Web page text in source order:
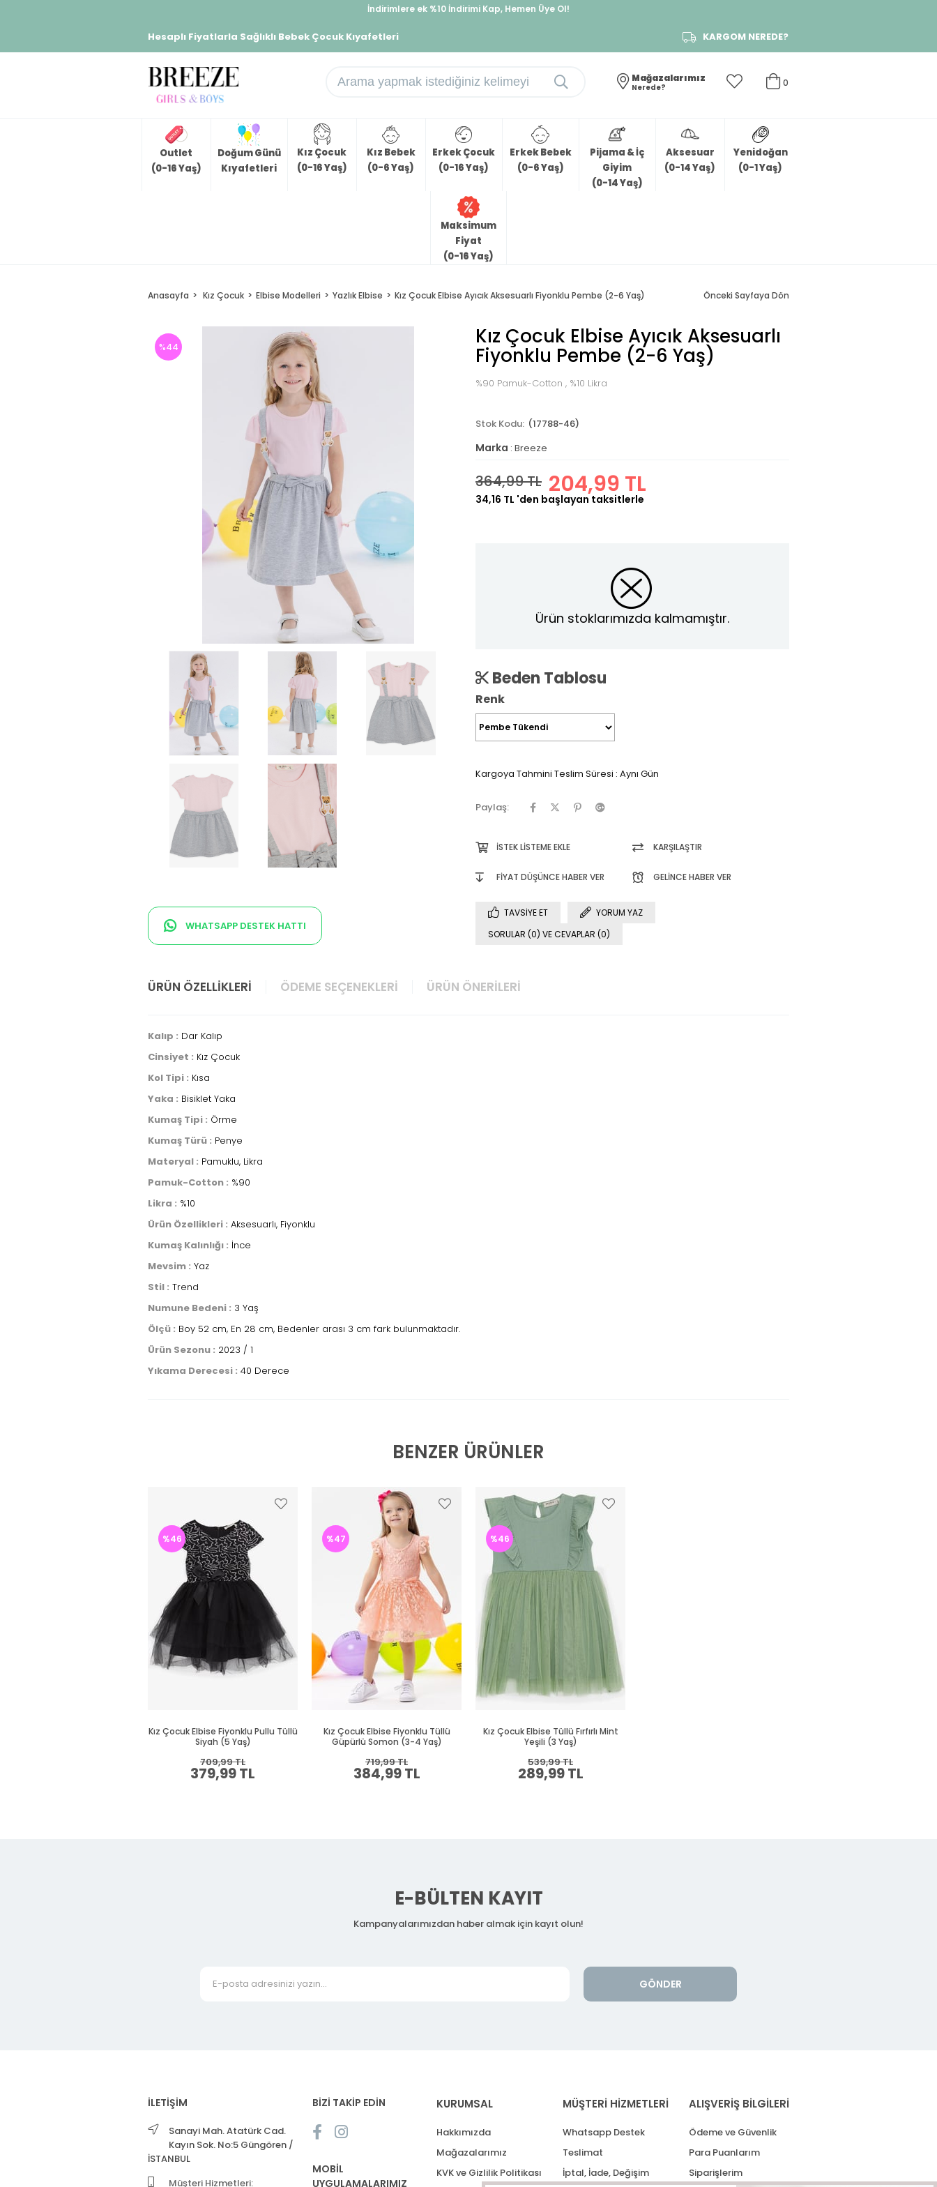
İndirimlere ek %10 İndirimi Kap, Hemen Üye Ol!
Hesaplı Fiyatlarla Sağlıklı Bebek Çocuk Kıyafetleri KARGOM NEREDE?
0
Mağazalarımız
Nerede?
Outlet
(0-16 Yaş)
Doğum Günü
Kıyafetleri
Kız Çocuk
(0-16 Yaş)
Kız Bebek
(0-6 Yaş)
Erkek Çocuk
(0-16 Yaş)
Erkek Bebek
(0-6 Yaş)
Pijama & İç
Giyim
(0-14 Yaş)
Aksesuar
(0-14 Yaş)
Yenidoğan
(0-1 Yaş)
Maksimum
Fiyat
(0-16 Yaş)
Anasayfa Kız Çocuk Elbise Modelleri Yazlık Elbise Kız Çocuk Elbise Ayıcık Aksesuarlı Fiyonklu Pembe (2-6 Yaş) Önceki Sayfaya Dön
%44
WHATSAPP DESTEK HATTI
Kız Çocuk Elbise Ayıcık Aksesuarlı
Fiyonklu Pembe (2-6 Yaş)
%90 Pamuk-Cotton , %10 Likra
(17788-46)
Marka : Breeze
364,99 TL 204,99 TL
34,16 TL 'den başlayan taksitlerle
Ürün stoklarımızda kalmamıştır.
Beden Tablosu
Renk
Kargoya Tahmini Teslim Süresi : Aynı Gün
Paylaş:
İSTEK LISTEME EKLE KARŞILAŞTIR
FIYAT DÜŞÜNCE HABER VER GELINCE HABER VER
TAVSIYE ET
YORUM YAZ
SORULAR (0) VE CEVAPLAR (0)
ÜRÜN ÖZELLIKLERI ÖDEME SEÇENEKLERI ÜRÜN ÖNERILERI
Kalıp : Dar Kalıp
Cinsiyet : Kız Çocuk
Kol Tipi : Kısa
Yaka : Bisiklet Yaka
Kumaş Tipi : Örme
Kumaş Türü : Penye
Materyal : Pamuklu, Likra
Pamuk-Cotton : %90
Likra : %10
Ürün Özellikleri : Aksesuarlı, Fiyonklu
Kumaş Kalınlığı : İnce
Mevsim : Yaz
Stil : Trend
Numune Bedeni : 3 Yaş
Ölçü : Boy 52 cm, En 28 cm, Bedenler arası 3 cm fark bulunmaktadır.
Ürün Sezonu : 2023 / 1
Yıkama Derecesi : 40 Derece
BENZER ÜRÜNLER
Kız Çocuk Elbise Fiyonklu Pullu Tüllü
Siyah (5 Yaş)
379,99 TL
709,99 TL
%46
Kız Çocuk Elbise Fiyonklu Tüllü
Güpürlü Somon (3-4 Yaş)
384,99 TL
719,99 TL
%47
Kız Çocuk Elbise Tüllü Fırfırlı Mint
Yeşili (3 Yaş)
289,99 TL
539,99 TL
%46
E-BÜLTEN KAYIT
Kampanyalarımızdan haber almak için kayıt olun!
GÖNDER
İLETİŞİM
Sanayi Mah. Atatürk Cad.
Kayın Sok. No:5 Güngören /
İSTANBUL
Müşteri Hizmetleri:
BİZİ TAKİP EDİN
MOBİL
UYGULAMALARIMIZ
KURUMSAL
Hakkımızda
Mağazalarımız
KVK ve Gizlilik Politikası
MÜŞTERİ HİZMETLERİ
Whatsapp Destek
Teslimat
İptal, İade, Değişim
ALIŞVERİŞ BİLGİLERİ
Ödeme ve Güvenlik
Para Puanlarım
Siparişlerim